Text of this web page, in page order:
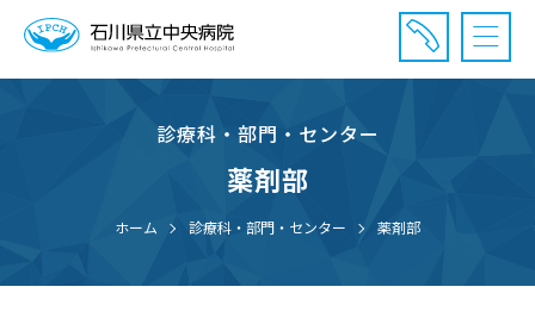
診療受付時間：午前8時20分〜午前11時20分まで
休診⽇： 土曜、日曜、祝日、年末年始
診療科・部門・センター
薬剤部
ホーム 診療科・部門・センター 薬剤部